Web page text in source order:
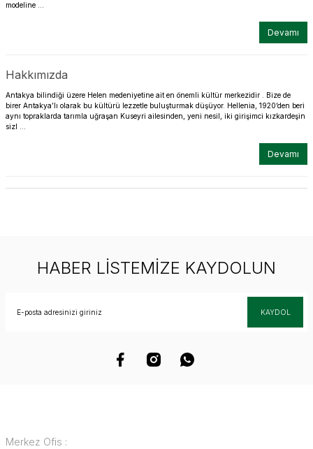
modeline ...
Devamı
Hakkımızda
Antakya bilindiği üzere Helen medeniyetine ait en önemli kültür merkezidir . Bize de
birer Antakya’lı olarak bu kültürü lezzetle buluşturmak düşüyor. Hellenia, 1920’den beri
aynı topraklarda tarımla uğraşan Kuseyri ailesinden, yeni nesil, iki girişimci kızkardeşin
sizl ...
Devamı
HABER LİSTEMİZE KAYDOLUN
KAYDOL
Merkez Ofis :